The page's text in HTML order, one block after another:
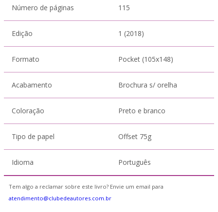
Número de páginas 115
Edição 1 (2018)
Formato Pocket (105x148)
Acabamento Brochura s/ orelha
Coloração Preto e branco
Tipo de papel Offset 75g
Idioma Português
Tem algo a reclamar sobre este livro? Envie um email para
atendimento@clubedeautores.com.br